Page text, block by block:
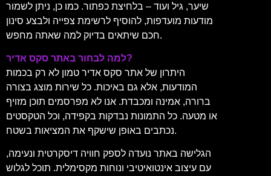
שיער, גיל ועוד – בלחיצת כפתור. כמו כן, ניתן לשמור
מודעות מועדפות, להוסיף לרשימת צפייה ולבצע סינון
חכם שיתאים בדיוק למה שאתה מחפש.
למה לבחור באתר סקס אדיר?
היתרון של אתר סקס אדיר טמון לא רק בכמות
המודעות, אלא גם באיכות. כל שירות מוצג בצורה
ברורה, אמינה ומכבדת. אנו לא מפרסמים תוכן מזויף
או מטעה. כל התמונות נבדקות בקפידה, וכל הטקסטים
נכתבים באופן שישקף את המציאות בשטח.
הגלישה באתר נועדה לספק חוויה דיסקרטית ונעימה,
עם עיצוב אינטואיטיבי ונוחות מקסימלית. תוכל לגלוש